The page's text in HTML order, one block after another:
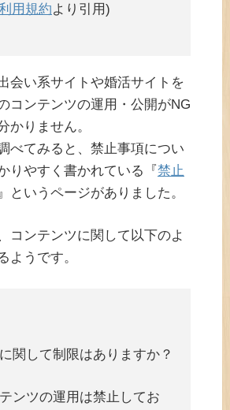
用規約より引用)
会い系サイトや婚活サイトを
コンテンツの運用・公開がNG
かりません。
べてみると、禁止事項につい
りやすく書かれている『 禁止
というページがありました。
コンテンツに関して以下のよ
ようです。
関して制限はありますか？
ンツの運用は禁止してお